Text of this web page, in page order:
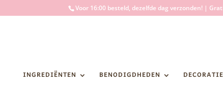
Voor 16:00 besteld, dezelfde dag verzonden! |
INGREDIËNTEN BENODIGDHEDEN DECORATIE